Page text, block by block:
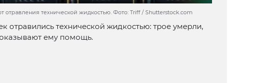
отравления технической жидкостью. Фото: Triff / Shutterstock.com
отравились технической жидкостью: трое умерли,
ему помощь.